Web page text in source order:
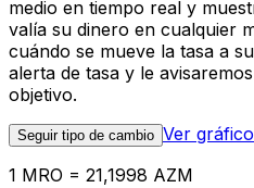
medio en tiempo real y
valía su dinero en cualquier
cuándo se mueve la tasa a
alerta de tasa y le
objetivo.
Seguir tipo de cambio Ver
1 MRO = 21,1998 AZM